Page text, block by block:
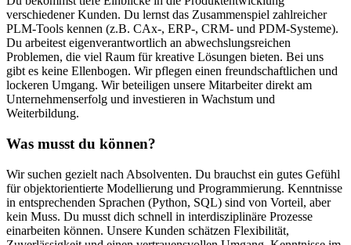
verschiedener Kunden. Du lernst das Zusammenspiel zahlreicher
PLM-Tools kennen (z.B. CAx-, ERP-, CRM- und PDM-Systeme).
Du arbeitest eigenverantwortlich an abwechslungsreichen
Problemen, die viel Raum für kreative Lösungen bieten. Bei uns
gibt es keine Ellenbogen. Wir pflegen einen freundschaftlichen und
lockeren Umgang. Wir beteiligen unsere Mitarbeiter direkt am
Unternehmenserfolg und investieren in Wachstum und
Weiterbildung.
Was musst du können?
Wir suchen gezielt nach Absolventen. Du brauchst ein gutes Gefühl
für objektorientierte Modellierung und Programmierung. Kenntnisse
in entsprechenden Sprachen (Python, SQL) sind von Vorteil, aber
kein Muss. Du musst dich schnell in interdisziplinäre Prozesse
einarbeiten können. Unsere Kunden schätzen Flexibilität,